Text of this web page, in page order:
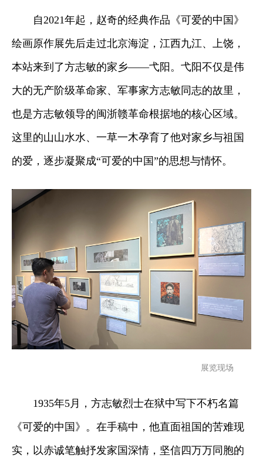
自2021年起，赵奇的经典作品《可爱的中国》
绘画原作展先后走过北京海淀，江西九江、上饶，
本站来到了方志敏的家乡——弋阳。弋阳不仅是伟
大的无产阶级革命家、军事家方志敏同志的故里，
也是方志敏领导的闽浙赣革命根据地的核心区域。
这里的山山水水、一草一木孕育了他对家乡与祖国
的爱，逐步凝聚成“可爱的中国”的思想与情怀。
展览现场
1935年5月，方志敏烈士在狱中写下不朽名篇
《可爱的中国》。在手稿中，他直面祖国的苦难现
实，以赤诚笔触抒发家国深情，坚信四万万同胞的